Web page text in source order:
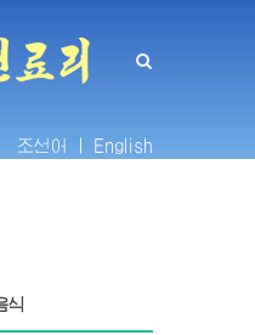
조선어 | English
식